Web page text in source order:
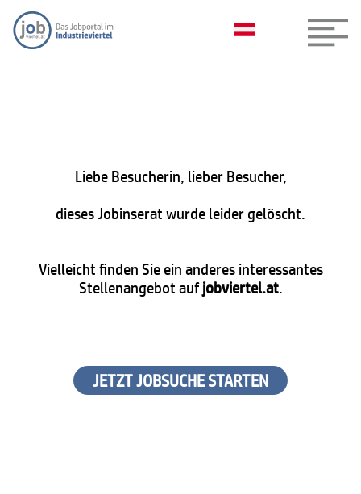
Liebe Besucherin, lieber Besucher,
dieses Jobinserat wurde leider gelöscht.
Vielleicht finden Sie ein anderes interessantes
Stellenangebot aufjobviertel.at.
JETZT JOBSUCHE STARTEN